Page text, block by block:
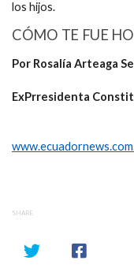
los hijos.
CÓMO TE FUE
Por Rosalía Arteaga
ExPrresidenta
SHARE